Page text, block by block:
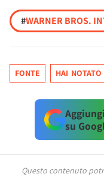
#WARNER BROS.
FONTE HAI NOTATO
su
Questo contenuto